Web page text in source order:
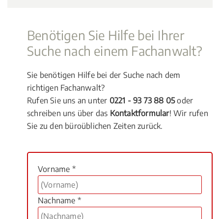
Benötigen Sie Hilfe bei Ihrer
Suche nach einem Fachanwalt?
Sie benötigen Hilfe bei der Suche nach dem
richtigen Fachanwalt?
Rufen Sie uns an unter 0221 - 93 73 88 05oder
schreiben uns über das Kontaktformular! Wir rufen
Sie zu den büroüblichen Zeiten zurück.
Vorname *
Nachname *